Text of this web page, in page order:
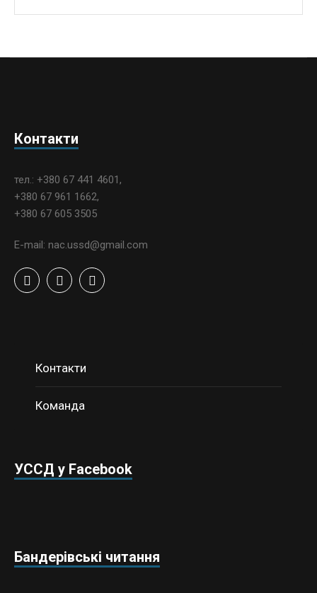
Контакти
тел.: +380 67 441 4601,
+380 67 961 1662,
+380 67 605 3505
E-mail: nac.ussd@gmail.com
Контакти
Команда
УССД у Facebook
Бандерівські читання